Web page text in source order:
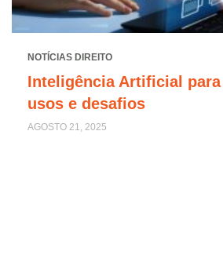
NOTÍCIAS DIREITO
Inteligência Artificial para
usos e desafios
AGOSTO 21, 2025